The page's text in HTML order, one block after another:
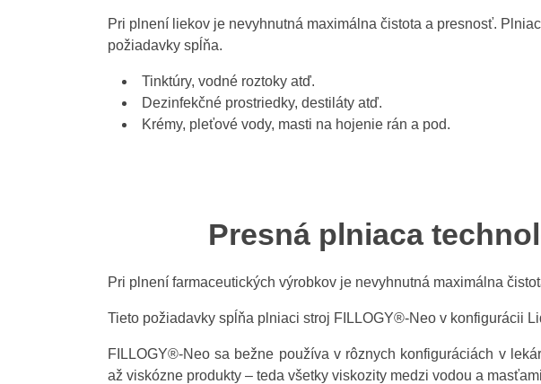
Pri plnení liekov je nevyhnutná maximálna čistota a presnosť.
požiadavky spĺňa.
Tinktúry, vodné roztoky atď.
Dezinfekčné prostriedky, destiláty atď.
Krémy, pleťové vody, masti na hojenie rán a pod.
Presná plniaca
Pri plnení farmaceutických výrobkov je nevyhnutná maximálna
Tieto požiadavky spĺňa plniaci stroj FILLOGY®-Neo v konfigurácii
FILLOGY®-Neo sa bežne používa v rôznych konfiguráciách v
až viskózne produkty – teda všetky viskozity medzi vodou a